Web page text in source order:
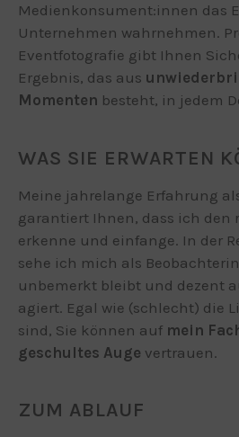
Medienkonsument:innen das
Unternehmen wahrnehmen.
Eventfotografie gibt Ihnen
Ergebnis, das aus
Momenten besteht, in jedem
WAS SIE ERWARTEN
Meine jahrelange Erfahrung
garantiert Ihnen, dass ich den
erkenne und einfange. In der
sehe ich mich als
unbemerkt bleibt und dezent
agiert. Egal wie (schlecht) die
sind, Sie können auf mein
geschultes Auge vertrauen.
ZUM ABLAUF